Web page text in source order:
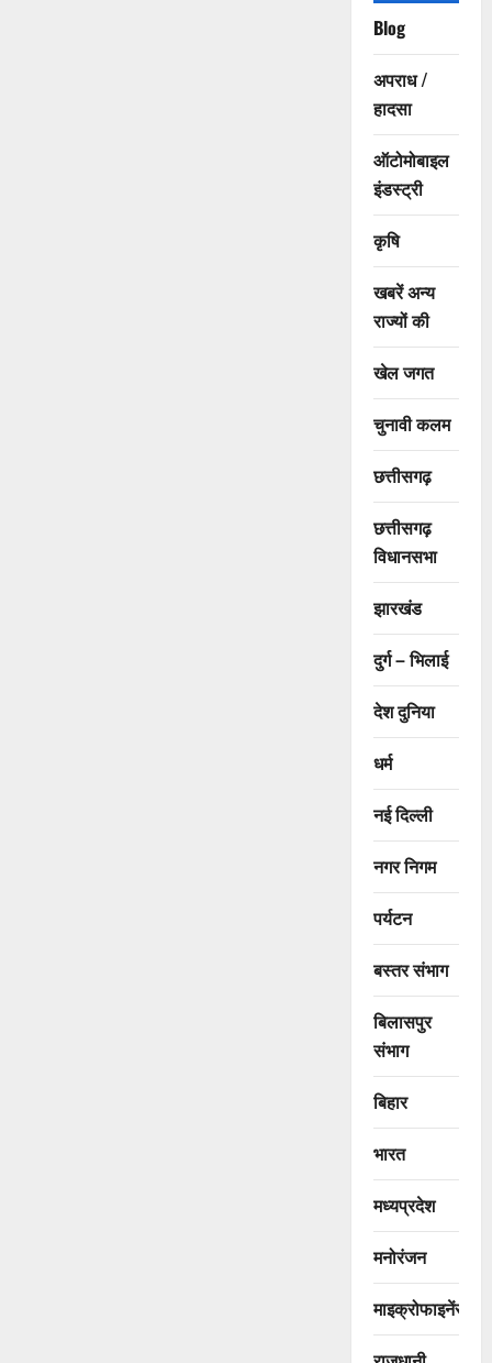
Blog
अपराध /
हादसा
ऑटोमोबाइल
इंडस्ट्री
कृषि
खबरें अन्य
राज्यों की
खेल जगत
चुनावी कलम
छत्तीसगढ़
छत्तीसगढ़
विधानसभा
झारखंड
दुर्ग – भिलाई
देश दुनिया
धर्म
नई दिल्ली
नगर निगम
पर्यटन
बस्तर संभाग
बिलासपुर
संभाग
बिहार
भारत
मध्यप्रदेश
मनोरंजन
माइक्रोफाइनेंस